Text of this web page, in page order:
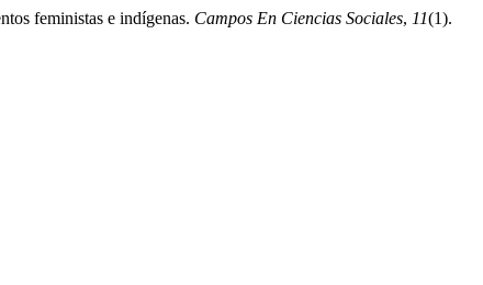
feministas e indígenas. Campos En Ciencias Sociales, 11(1).